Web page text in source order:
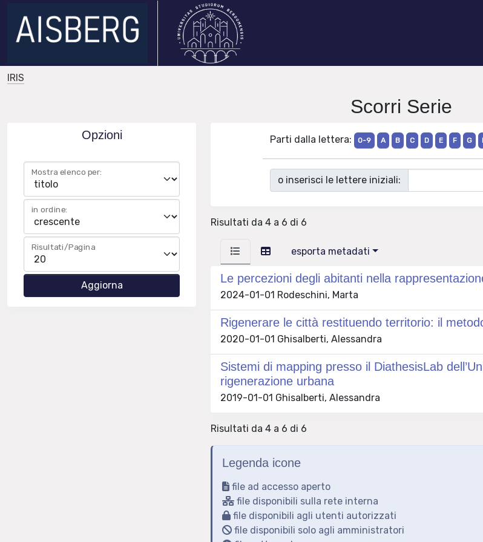
IRIS
Scorri Serie
Opzioni
Mostra elenco per:
in ordine:
Risultati/Pagina
Parti dalla lettera: 0-9 A B C D E F G
o inserisci le lettere iniziali:
Risultati da 4 a 6 di 6
esporta metadati
Le percezioni degli abitanti nella
2024-01-01 Rodeschini, Marta
Rigenerare le città restituendo territorio: il
2020-01-01 Ghisalberti, Alessandra
Sistemi di mapping presso il DiathesisLab
rigenerazione urbana
2019-01-01 Ghisalberti, Alessandra
Risultati da 4 a 6 di 6
Legenda icone
file ad accesso aperto
file disponibili sulla rete interna
file disponibili agli utenti autorizzati
file disponibili solo agli amministratori